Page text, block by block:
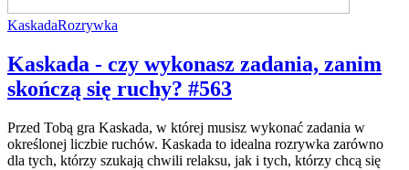
KaskadaRozrywka
Kaskada - czy wykonasz zadania, zanim
skończą się ruchy? #563
Przed Tobą gra Kaskada, w której musisz wykonać zadania w
określonej liczbie ruchów. Kaskada to idealna rozrywka zarówno
dla tych, którzy szukają chwili relaksu, jak i tych, którzy chcą się